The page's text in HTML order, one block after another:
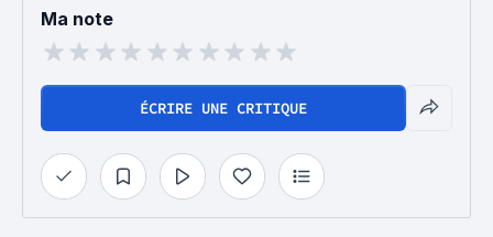
Ma note
ÉCRIRE UNE CRITIQUE